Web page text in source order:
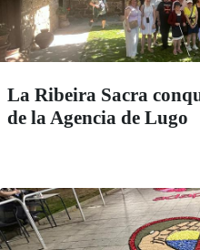
La Ribeira Sacra
de la Agencia de Lugo